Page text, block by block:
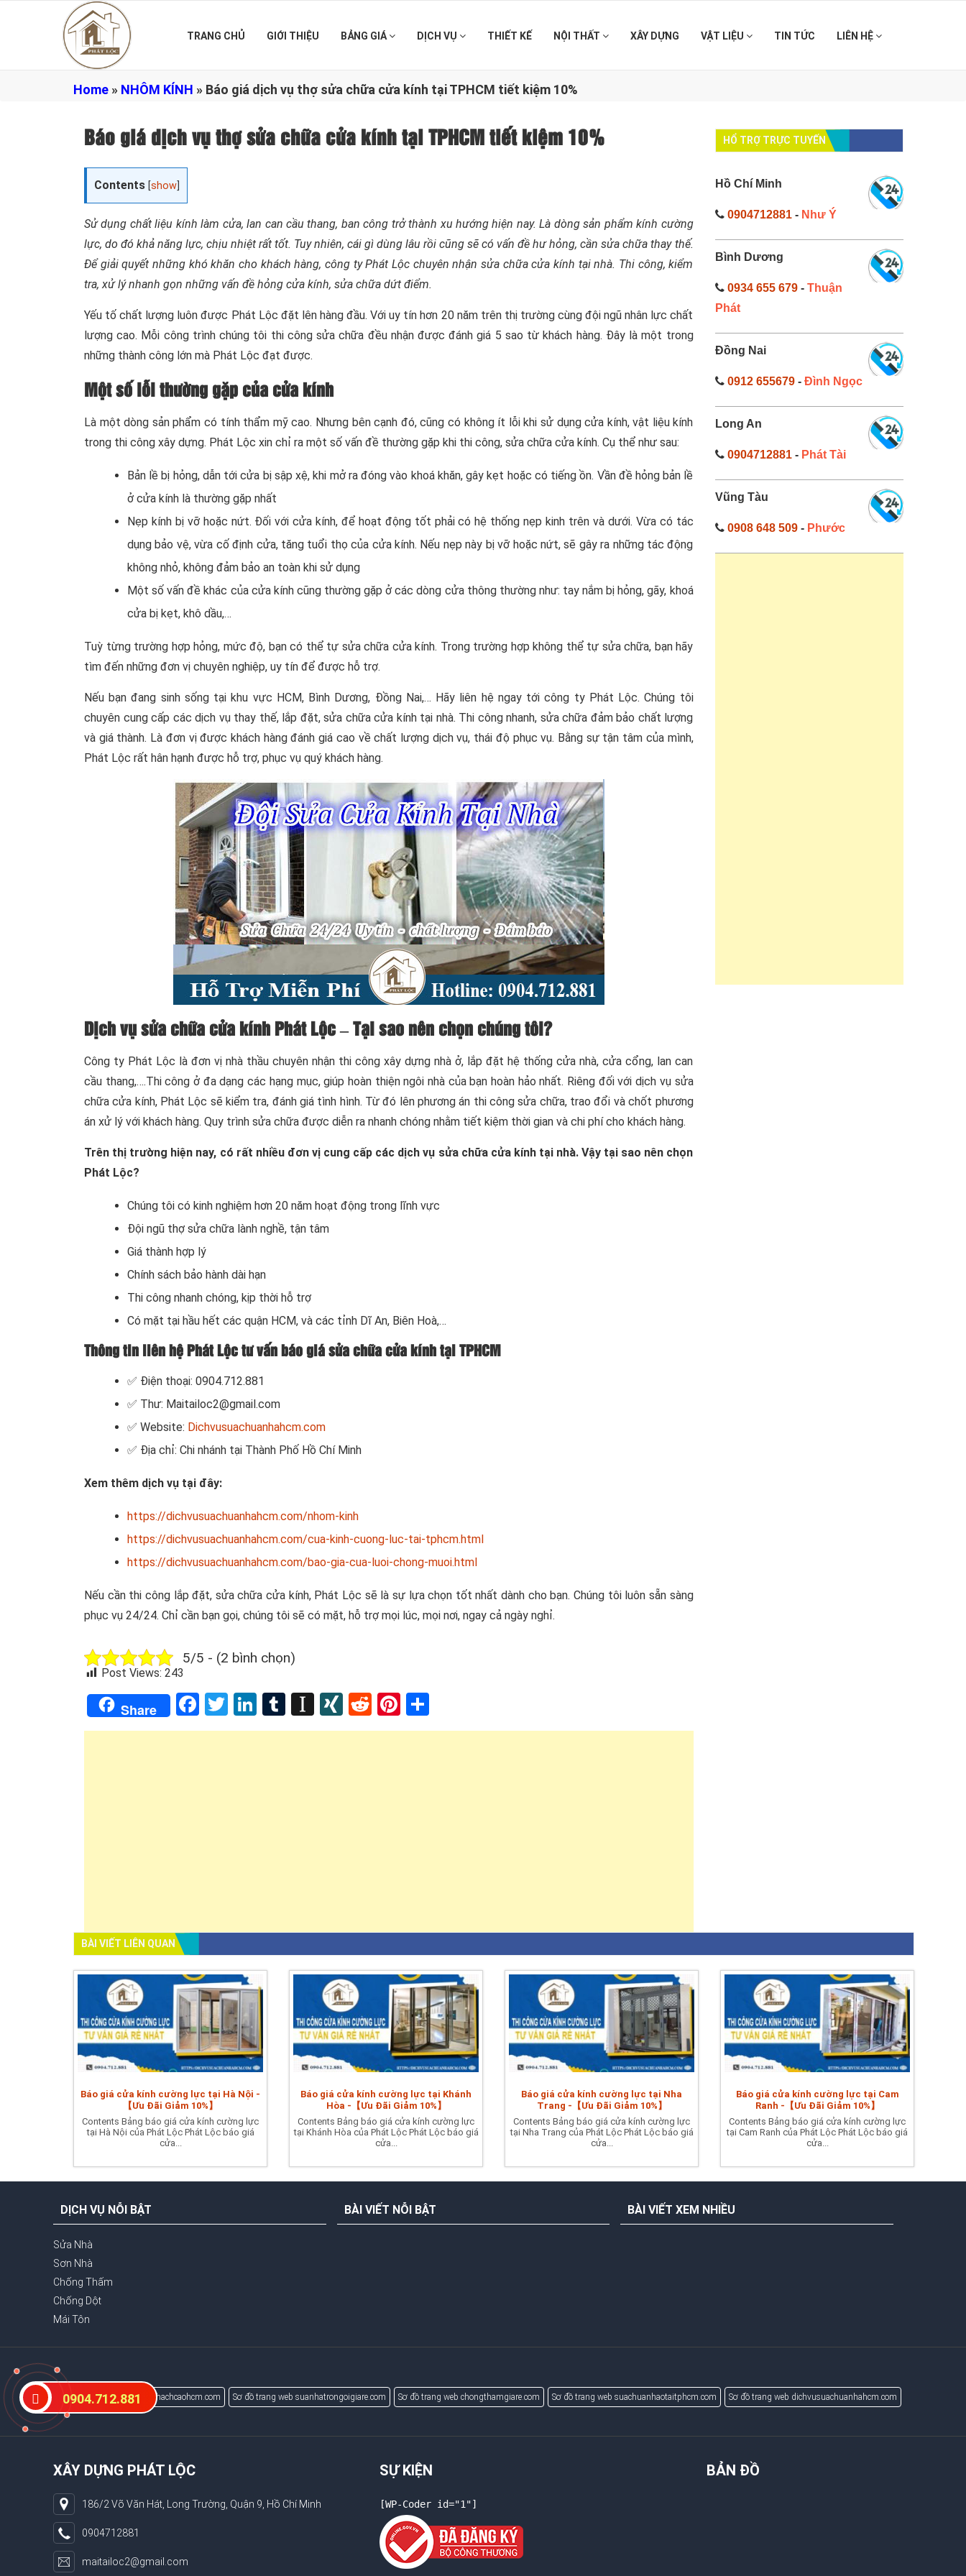
TRANG CHỦ GIỚI THIỆU BẢNG GIÁ DỊCH VỤ THIẾT KẾ NỘI THẤT XÂY DỰNG VẬT LIỆU TIN TỨC LIÊN HỆ
Home » NHÔM KÍNH » Báo giá dịch vụ thợ sửa chữa cửa kính tại TPHCM tiết kiệm 10%
Báo giá dịch vụ thợ sửa chữa cửa kính tại TPHCM tiết kiệm 10%
Contents [show
Sử dụng chất liệu kính làm cửa, lan can cầu thang, ban công trở thành xu hướng hiện nay. Là dòng sản phẩm kính cường
lực, do đó khả năng lực, chịu nhiệt rất tốt. Tuy nhiên, cái gì dùng lâu rồi cũng sẽ có vấn đề hư hỏng, cần sửa chữa thay thế.
Để giải quyết những khó khăn cho khách hàng, công ty Phát Lộc chuyên nhận sửa chữa cửa kính tại nhà. Thi công, kiểm
tra, xử lý nhanh gọn những vấn đề hỏng cửa kính, sửa chữa dứt điểm.
Yếu tố chất lượng luôn được Phát Lộc đặt lên hàng đầu. Với uy tín hơn 20 năm trên thị trường cùng đội ngũ nhân lực chất
lượng cao. Mỗi công trình chúng tôi thi công sửa chữa đều nhận được đánh giá 5 sao từ khách hàng. Đây là một trong
những thành công lớn mà Phát Lộc đạt được.
Một số lỗi thường gặp của cửa kính
Là một dòng sản phẩm có tính thẩm mỹ cao. Nhưng bên cạnh đó, cũng có không ít lỗi khi sử dụng cửa kính, vật liệu kính
trong thi công xây dựng. Phát Lộc xin chỉ ra một số vấn đề thường gặp khi thi công, sửa chữa cửa kính. Cụ thể như sau:
Bản lề bị hỏng, dẫn tới cửa bị sập xệ, khi mở ra đóng vào khoá khăn, gây kẹt hoặc có tiếng ồn. Vần đề hỏng bản lề
ở cửa kính là thường gặp nhất
Nẹp kính bị vỡ hoặc nứt. Đối với cửa kính, để hoạt động tốt phải có hệ thống nẹp kinh trên và dưới. Vừa có tác
dụng bảo vệ, vừa cố định cửa, tăng tuổi thọ của cửa kính. Nếu nẹp này bị vỡ hoặc nứt, sẽ gây ra những tác động
không nhỏ, không đảm bảo an toàn khi sử dụng
Một số vấn đề khác của cửa kính cũng thường gặp ở các dòng cửa thông thường như: tay nắm bị hỏng, gãy, khoá
cửa bị kẹt, khô dầu,…
Tuỳ từng trường hợp hỏng, mức độ, bạn có thể tự sửa chữa cửa kính. Trong trường hợp không thể tự sửa chữa, bạn hãy
tìm đến những đơn vị chuyên nghiệp, uy tín để được hỗ trợ.
Nếu bạn đang sinh sống tại khu vực HCM, Bình Dương, Đồng Nai,… Hãy liên hệ ngay tới công ty Phát Lộc. Chúng tôi
chuyên cung cấp các dịch vụ thay thế, lắp đặt, sửa chữa cửa kính tại nhà. Thi công nhanh, sửa chữa đảm bảo chất lượng
và giá thành. Là đơn vị được khách hàng đánh giá cao về chất lượng dịch vụ, thái độ phục vụ. Bằng sự tận tâm của mình,
Phát Lộc rất hân hạnh được hỗ trợ, phục vụ quý khách hàng.
Dịch vụ sửa chữa cửa kính Phát Lộc – Tại sao nên chọn chúng tôi?
Công ty Phát Lộc là đơn vị nhà thầu chuyên nhận thi công xây dựng nhà ở, lắp đặt hệ thống cửa nhà, cửa cổng, lan can
cầu thang,….Thi công ở đa dạng các hạng mục, giúp hoàn thiện ngôi nhà của bạn hoàn hảo nhất. Riêng đối với dịch vụ sửa
chữa cửa kính, Phát Lộc sẽ kiểm tra, đánh giá tình hình. Từ đó lên phương án thi công sửa chữa, trao đổi và chốt phương
án xử lý với khách hàng. Quy trình sửa chữa được diễn ra nhanh chóng nhằm tiết kiệm thời gian và chi phí cho khách hàng.
Trên thị trường hiện nay, có rất nhiều đơn vị cung cấp các dịch vụ sửa chữa cửa kính tại nhà. Vậy tại sao nên chọn
Phát Lộc?
Chúng tôi có kinh nghiệm hơn 20 năm hoạt động trong lĩnh vực
Đội ngũ thợ sửa chữa lành nghề, tận tâm
Giá thành hợp lý
Chính sách bảo hành dài hạn
Thi công nhanh chóng, kịp thời hỗ trợ
Có mặt tại hầu hết các quận HCM, và các tỉnh Dĩ An, Biên Hoà,…
Thông tin liên hệ Phát Lộc tư vấn báo giá sửa chữa cửa kính tại TPHCM
✅ Điện thoại: 0904.712.881
✅ Thư: Maitailoc2@gmail.com
✅ Website: Dichvusuachuanhahcm.com
✅ Địa chỉ: Chi nhánh tại Thành Phố Hồ Chí Minh
Xem thêm dịch vụ tại đây:
https://dichvusuachuanhahcm.com/nhom-kinh
https://dichvusuachuanhahcm.com/cua-kinh-cuong-luc-tai-tphcm.html
https://dichvusuachuanhahcm.com/bao-gia-cua-luoi-chong-muoi.html
Nếu cần thi công lắp đặt, sửa chữa cửa kính, Phát Lộc sẽ là sự lựa chọn tốt nhất dành cho bạn. Chúng tôi luôn sẵn sàng
phục vụ 24/24. Chỉ cần bạn gọi, chúng tôi sẽ có mặt, hỗ trợ mọi lúc, mọi nơi, ngay cả ngày nghỉ.
5/5 - (2 bình chọn)
Post Views: 243
Share Facebook
TwitterLinkedIn
Tumblr
Instapaper
XINGRedditPinterest
HỔ TRỢ TRỰC TUYẾN
Hồ Chí Minh
0904712881- Như Ý
Bình Dương
0934 655 679- Thuận
Phát
Đồng Nai
0912 655679- Đình Ngọc
Long An
0904712881- Phát Tài
Vũng Tàu
0908 648 509- Phước
BÀI VIẾT LIÊN QUAN
Báo giá cửa kính cường lực tại Hà Nội -
【Ưu Đãi Giảm 10%】
Contents Bảng báo giá cửa kính cường lực
tại Hà Nội của Phát Lộc Phát Lộc báo giá
cửa...
Báo giá cửa kính cường lực tại Khánh
Hòa -【Ưu Đãi Giảm 10%】
Contents Bảng báo giá cửa kính cường lực
tại Khánh Hòa của Phát Lộc Phát Lộc báo giá
cửa...
Báo giá cửa kính cường lực tại Nha
Trang -【Ưu Đãi Giảm 10%】
Contents Bảng báo giá cửa kính cường lực
tại Nha Trang của Phát Lộc Phát Lộc báo giá
cửa...
Báo giá cửa kính cường lực tại Cam
Ranh -【Ưu Đãi Giảm 10%】
Contents Bảng báo giá cửa kính cường lực
tại Cam Ranh của Phát Lộc Phát Lộc báo giá
cửa...
DỊCH VỤ NỖI BẬT
Sửa Nhà
Sơn Nhà
Chống Thấm
Chống Dột
Mái Tôn
BÀI VIẾT NỖI BẬT BÀI VIẾT XEM NHIỀU
Sơ đồ trang web tranvachthachcaohcm.com Sơ đồ trang web suanhatrongoigiare.com Sơ đồ trang web chongthamgiare.com Sơ đồ trang web suachuanhaotaitphcm.com Sơ đồ trang web dichvusuachuanhahcm.com
XÂY DỰNG PHÁT LỘC
186/2 Võ Văn Hát, Long Trường, Quận 9, Hồ Chí Minh
0904712881
maitailoc2@gmail.com
SỰ KIỆN
[WP-Coder id="1"]
BẢN ĐỒ
0904.712.881